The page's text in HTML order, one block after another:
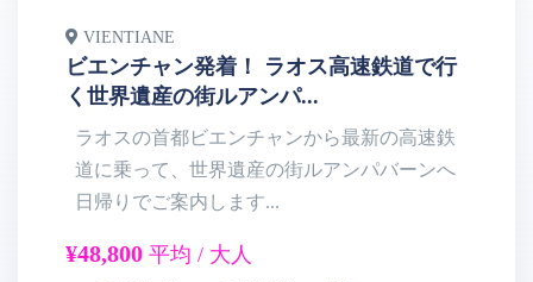
VIENTIANE
ビエンチャン発着！ ラオス高速鉄道で行
く世界遺産の街ルアンパ...
ラオスの首都ビエンチャンから最新の高速鉄
道に乗って、世界遺産の街ルアンパバーンへ
日帰りでご案内します...
¥48,800 平均 / 大人